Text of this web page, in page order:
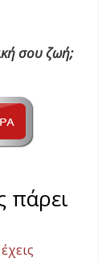
σου ζωή;
πάρει